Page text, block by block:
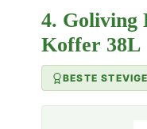
4. Goliving
Koffer 38L
BESTE